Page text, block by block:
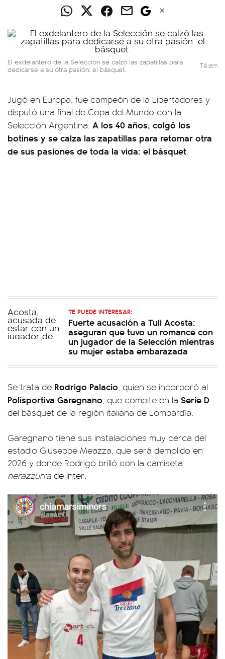
El exdelantero de la Selección se calzó las zapatillas para
dedicarse a su otra pasión: el básquet. Télam
Jugó en Europa, fue campeón de la Libertadores y
disputó una final de Copa del Mundo con la
Selección Argentina. A los 40 años, colgó los
botines y se calza las zapatillas para retomar otra
de sus pasiones de toda la vida: el básquet.
TE PUEDE INTERESAR:
Fuerte acusación a Tuli Acosta:
aseguran que tuvo un romance con
un jugador de la Selección mientras
su mujer estaba embarazada
Se trata de Rodrigo Palacio, quien se incorporó al
Polisportiva Garegnano, que compite en la Serie D
del básquet de la región italiana de Lombardía.
Garegnano tiene sus instalaciones muy cerca del
estadio Giuseppe Meazza, que será demolido en
2026 y donde Rodrigo brilló con la camiseta
nerazzurrade Inter.